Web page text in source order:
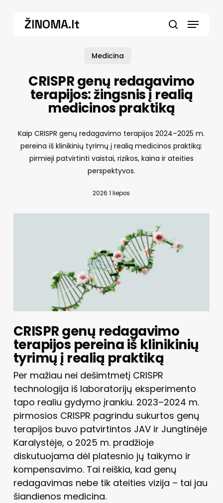
ŽINOMA.lt Menu
Medicina
CRISPR genų redagavimo
terapijos: žingsnis į realią
medicinos praktiką
Kaip CRISPR genų redagavimo terapijos 2024–2025 m.
pereina iš klinikinių tyrimų į realią medicinos praktiką:
pirmieji patvirtinti vaistai, rizikos, kaina ir ateities
perspektyvos.
2026 1 liepos
CRISPR genų redagavimo
terapijos pereina iš klinikinių
tyrimų į realią praktiką
Per mažiau nei dešimtmetį CRISPR
technologija iš laboratorijų eksperimento
tapo realiu gydymo įrankiu. 2023–2024 m.
pirmosios CRISPR pagrindu sukurtos genų
terapijos buvo patvirtintos JAV ir Jungtinėje
Karalystėje, o 2025 m. pradžioje
diskutuojama dėl platesnio jų taikymo ir
kompensavimo. Tai reiškia, kad genų
redagavimas nebe tik ateities vizija – tai jau
šiandienos medicina.